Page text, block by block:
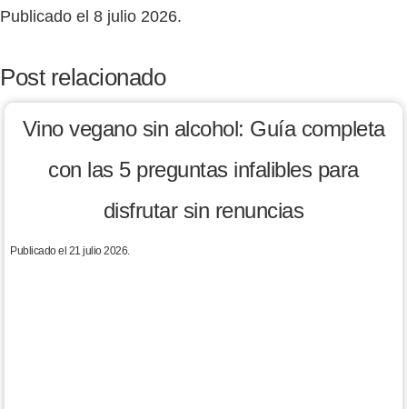
Publicado el 8 julio 2026.
Post relacionado
Vino vegano sin alcohol: Guía completa
con las 5 preguntas infalibles para
disfrutar sin renuncias
Publicado el 21 julio 2026.